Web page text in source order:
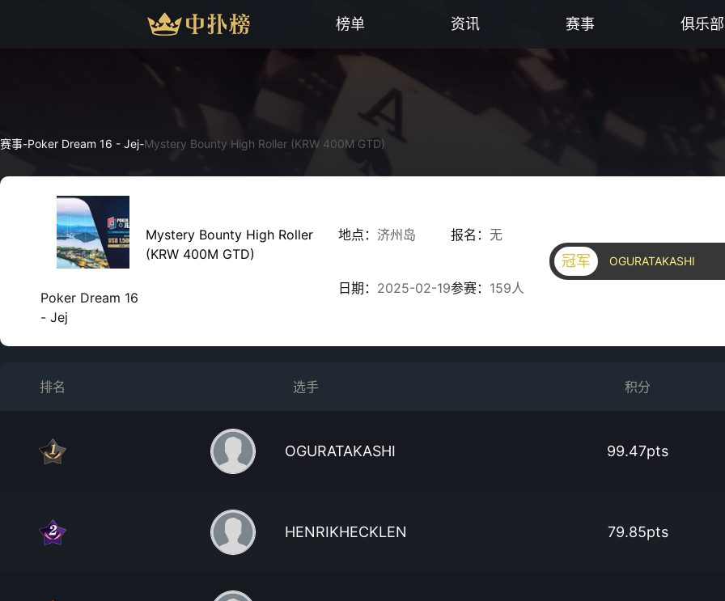
榜单 资讯 赛事 俱乐部
赛事-Poker Dream 16 - Jej-Mystery Bounty High Roller (KRW 400M GTD)
Poker Dream 16
- Jej
Mystery Bounty High Roller
(KRW 400M GTD)
地点： 济州岛
日期： 2025-02-19
报名： 无
参赛： 159人
冠军 OGURATAKASHI
排名 选手 积分
OGURATAKASHI 99.47pts
HENRIKHECKLEN 79.85pts